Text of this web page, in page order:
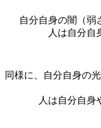
自分自身の闇（弱
人は自分自
同様に、自分自身の
人は自分自身